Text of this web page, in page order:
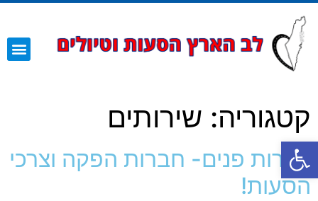
קטגוריה: שירותים
תיירות פנים- חברות הפקה וצרכי
הסעות!
פתח סרגל נגישות